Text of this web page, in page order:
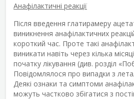
Анафілактичні реакції
Після введення глатирамеру
виникнення анафілактичних
короткий час. Проте такі
виникати навіть через кілька
початку лікування (див. розділ
Повідомлялося про випадки з
Деякі ознаки та симптоми
можуть частково збігатися з